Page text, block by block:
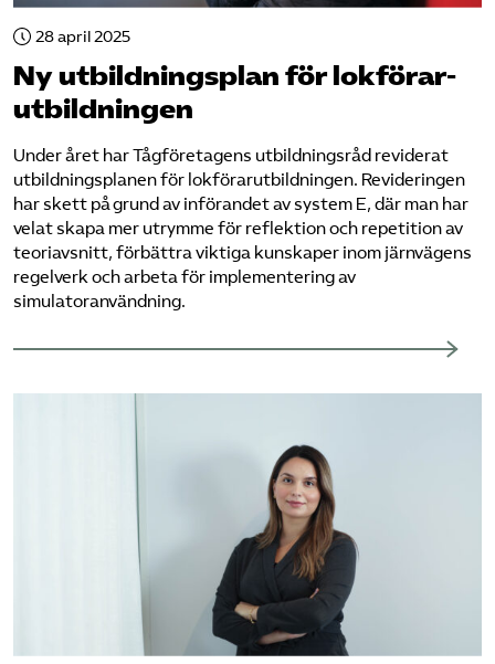
Bli medlem
Logga in på Arbetsgivarguiden
Sök på tagforetagen.se
28 april 2025
Ny utbildningsplan för lokförar­
utbildningen
Under året har Tågföretagens utbildningsråd reviderat
utbildningsplanen för lokförarutbildningen. Revideringen
har skett på grund av införandet av system E, där man har
velat skapa mer utrymme för reflektion och repetition av
teoriavsnitt, förbättra viktiga kunskaper inom järnvägens
regelverk och arbeta för implementering av
simulatoranvändning.